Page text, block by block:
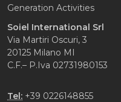
Generation Activities
Soiel International Srl
Via Martiri Oscuri, 3
20125 Milano MI
C.F.– P.Iva 02731980153
Tel: +39 0226148855